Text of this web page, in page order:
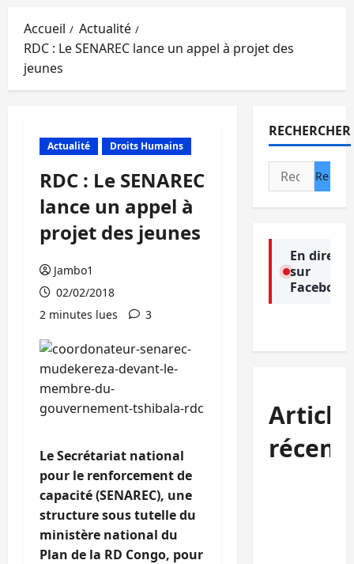
Accueil
Actualité
RDC : Le SENAREC lance un appel à projet des
jeunes
Actualité Droits Humains
RDC : Le SENAREC
lance un appel à
projet des jeunes
Jambo1
02/02/2018
2 minutes lues
3
Le Secrétariat national
pour le renforcement de
capacité (SENAREC), une
structure sous tutelle du
ministère national du
Plan de la RD Congo, pour
RECHERCHER
Rechercher :
En direct
sur
Facebook